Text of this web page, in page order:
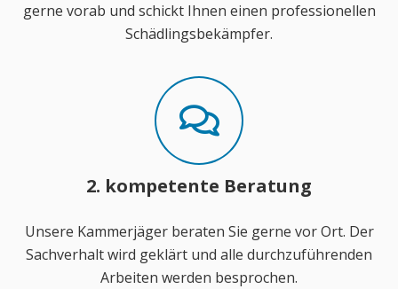
gerne vorab und schickt Ihnen einen professionellen
Schädlingsbekämpfer.
2. kompetente Beratung
Unsere Kammerjäger beraten Sie gerne vor Ort. Der
Sachverhalt wird geklärt und alle durchzuführenden
Arbeiten werden besprochen.